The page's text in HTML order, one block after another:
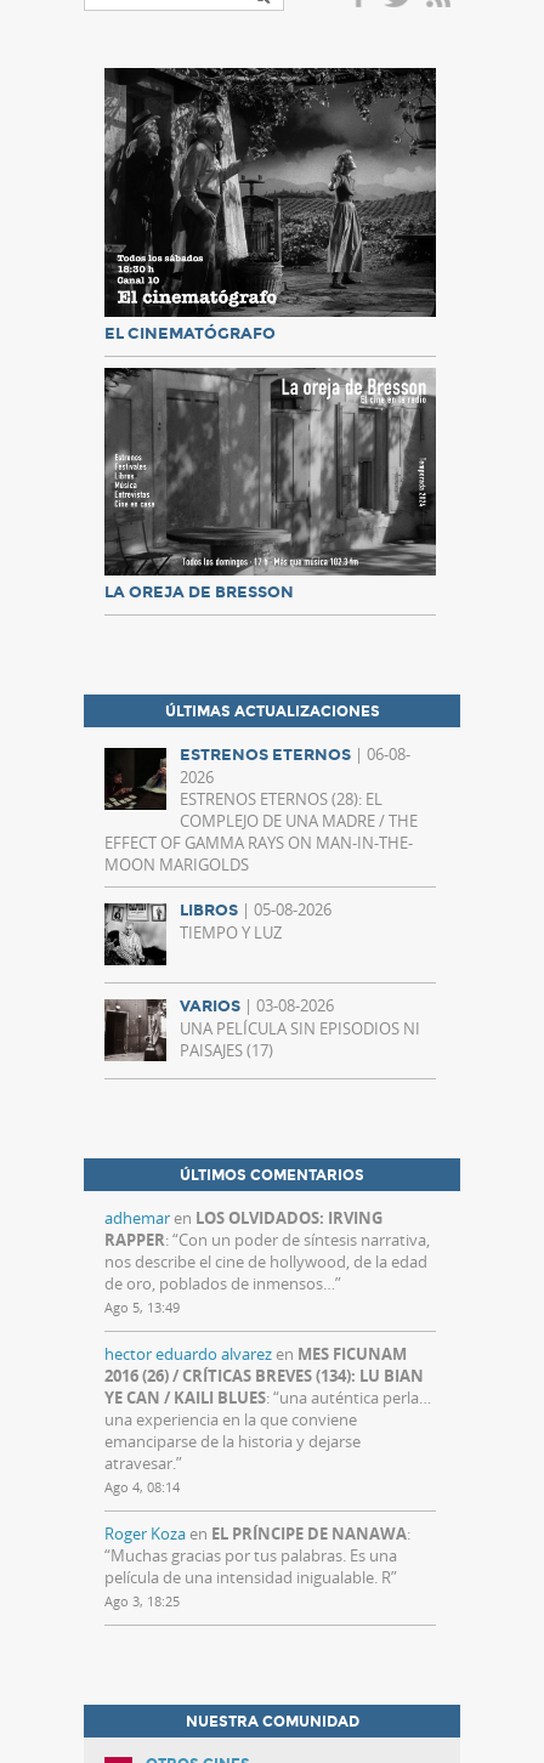
EL CINEMATÓGRAFO
LA OREJA DE BRESSON
ÚLTIMAS ACTUALIZACIONES
ESTRENOS ETERNOS | 06-08-
2026
ESTRENOS ETERNOS (28): EL
COMPLEJO DE UNA MADRE / THE
EFFECT OF GAMMA RAYS ON MAN-IN-THE-
MOON MARIGOLDS
LIBROS | 05-08-2026
TIEMPO Y LUZ
VARIOS | 03-08-2026
UNA PELÍCULA SIN EPISODIOS NI
PAISAJES (17)
ÚLTIMOS COMENTARIOS
adhemaren LOS OLVIDADOS: IRVING
RAPPER: “Con un poder de síntesis narrativa,
nos describe el cine de hollywood, de la edad
de oro, poblados de inmensos…”
Ago 5, 13:49
hector eduardo alvarezen MES FICUNAM
2016 (26) / CRÍTICAS BREVES (134): LU BIAN
YE CAN / KAILI BLUES: “una auténtica perla…
una experiencia en la que conviene
emanciparse de la historia y dejarse
atravesar.”
Ago 4, 08:14
Roger Kozaen EL PRÍNCIPE DE NANAWA:
“Muchas gracias por tus palabras. Es una
película de una intensidad inigualable. R”
Ago 3, 18:25
NUESTRA COMUNIDAD